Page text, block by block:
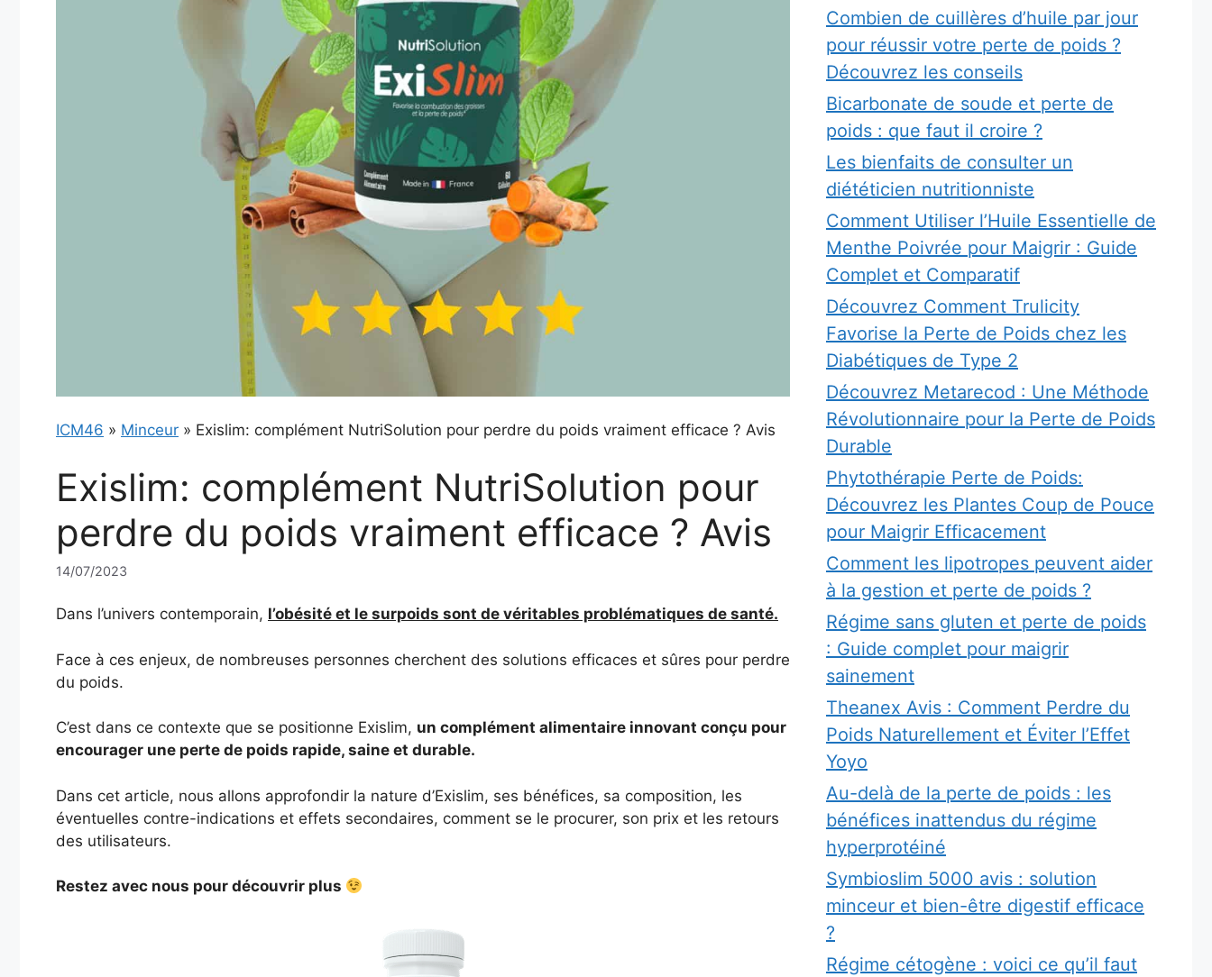
ICM46 » Minceur » Exislim: complément NutriSolution pour perdre du poids vraiment efficace ? Avis
Exislim: complément NutriSolution pour
perdre du poids vraiment efficace ? Avis
14/07/2023
Dans l’univers contemporain, l’obésité et le surpoids sont de véritables problématiques de santé.
Face à ces enjeux, de nombreuses personnes cherchent des solutions efficaces et sûres pour perdre
du poids.
C’est dans ce contexte que se positionne Exislim, un complément alimentaire innovant conçu pour
encourager une perte de poids rapide, saine et durable.
Dans cet article, nous allons approfondir la nature d’Exislim, ses bénéfices, sa composition, les
éventuelles contre-indications et effets secondaires, comment se le procurer, son prix et les retours
des utilisateurs.
Restez avec nous pour découvrir plus
Combien de cuillères d’huile par jour
pour réussir votre perte de poids ?
Découvrez les conseils
Bicarbonate de soude et perte de
poids : que faut il croire ?
Les bienfaits de consulter un
diététicien nutritionniste
Comment Utiliser l’Huile Essentielle de
Menthe Poivrée pour Maigrir : Guide
Complet et Comparatif
Découvrez Comment Trulicity
Favorise la Perte de Poids chez les
Diabétiques de Type 2
Découvrez Metarecod : Une Méthode
Révolutionnaire pour la Perte de Poids
Durable
Phytothérapie Perte de Poids:
Découvrez les Plantes Coup de Pouce
pour Maigrir Efficacement
Comment les lipotropes peuvent aider
à la gestion et perte de poids ?
Régime sans gluten et perte de poids
: Guide complet pour maigrir
sainement
Theanex Avis : Comment Perdre du
Poids Naturellement et Éviter l’Effet
Yoyo
Au-delà de la perte de poids : les
bénéfices inattendus du régime
hyperprotéiné
Symbioslim 5000 avis : solution
minceur et bien-être digestif efficace
?
Régime cétogène : voici ce qu’il faut